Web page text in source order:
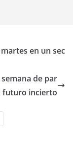
en un sec
de par
futuro incierto